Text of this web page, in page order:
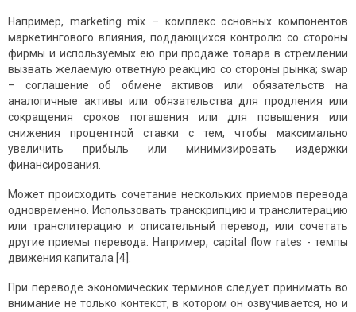
Например, marketing mix – комплекс основных компонентов
маркетингового влияния, поддающихся контролю со стороны
фирмы и используемых ею при продаже товара в стремлении
вызвать желаемую ответную реакцию со стороны рынка; swap
– соглашение об обмене активов или обязательств на
аналогичные активы или обязательства для продления или
сокращения сроков погашения или для повышения или
снижения процентной ставки с тем, чтобы максимально
увеличить прибыль или минимизировать издержки
финансирования.
Может происходить сочетание нескольких приемов перевода
одновременно. Использовать транскрипцию и транслитерацию
или транслитерацию и описательный перевод, или сочетать
другие приемы перевода. Например, capital flow rates - темпы
движения капитала [4].
При переводе экономических терминов следует принимать во
внимание не только контекст, в котором он озвучивается, но и